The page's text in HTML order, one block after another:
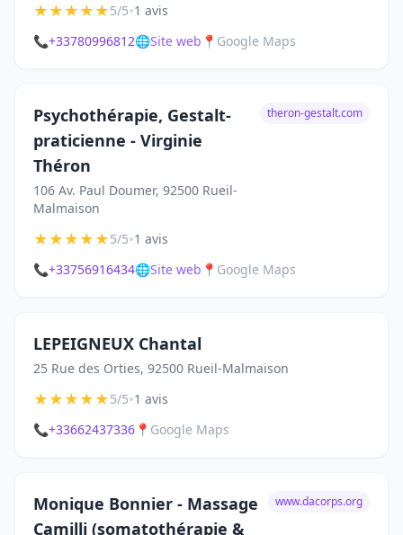
★★★★★5/5•1 avis
📞+33780996812🌐Site web 📍 Google Maps
Psychothérapie, Gestalt-
praticienne - Virginie
Théron
106 Av. Paul Doumer, 92500 Rueil-
Malmaison
theron-gestalt.com
★★★★★5/5•1 avis
📞+33756916434🌐Site web 📍 Google Maps
LEPEIGNEUX Chantal
25 Rue des Orties, 92500 Rueil-Malmaison
★★★★★5/5•1 avis
📞+33662437336 📍 Google Maps
Monique Bonnier - Massage
Camilli (somatothérapie &
www.dacorps.org